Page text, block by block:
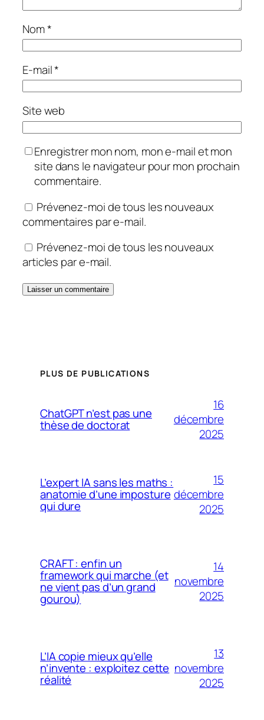
Nom*
E-mail*
Site web
Enregistrer mon nom, mon e-mail et mon
site dans le navigateur pour mon prochain
commentaire.
Prévenez-moi de tous les nouveaux
commentaires par e-mail.
Prévenez-moi de tous les nouveaux
articles par e-mail.
PLUS DE PUBLICATIONS
ChatGPT n’est pas une
thèse de doctorat
16
décembre
2025
L’expert IA sans les maths :
anatomie d’une imposture
qui dure
15
décembre
2025
CRAFT : enfin un
framework qui marche (et
ne vient pas d’un grand
gourou)
14
novembre
2025
L’IA copie mieux qu’elle
n’invente : exploitez cette
réalité
13
novembre
2025